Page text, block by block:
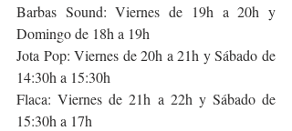
Barbas Sound: Viernes de 19h a 20h y
Domingo de 18h a 19h
Jota Pop: Viernes de 20h a 21h y Sábado de
14:30h a 15:30h
Flaca: Viernes de 21h a 22h y Sábado de
15:30h a 17h